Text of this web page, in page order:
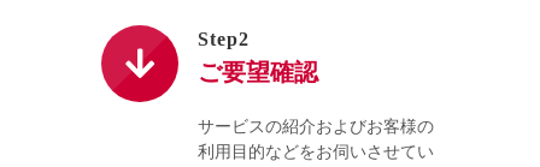
Step2
ご要望確認
サービスの紹介およびお客様の
利用目的などをお伺いさせてい